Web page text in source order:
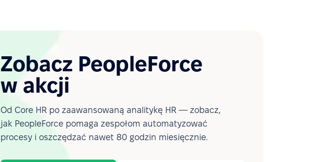
Zobacz PeopleForce
w akcji
Od Core HR po zaawansowaną analitykę HR — zobacz,
jak PeopleForce pomaga zespołom automatyzować
procesy i oszczędzać nawet 80 godzin miesięcznie.